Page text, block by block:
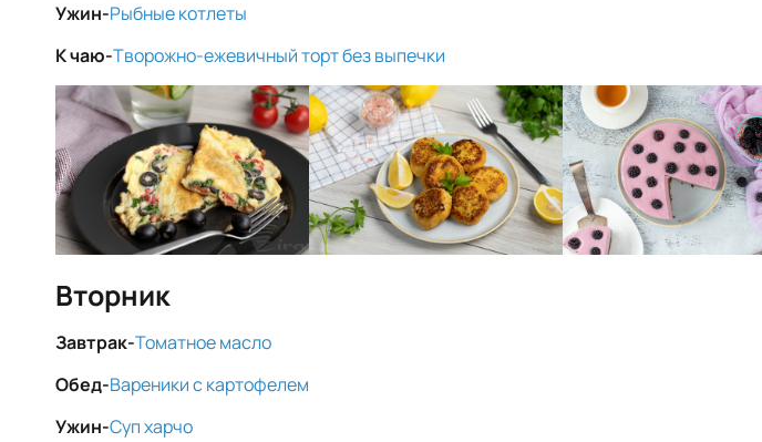
Ужин-Рыбные котлеты
К чаю-Творожно-ежевичный торт без выпечки
Вторник
Завтрак-Томатное масло
Обед-Вареники с картофелем
Ужин-Суп харчо